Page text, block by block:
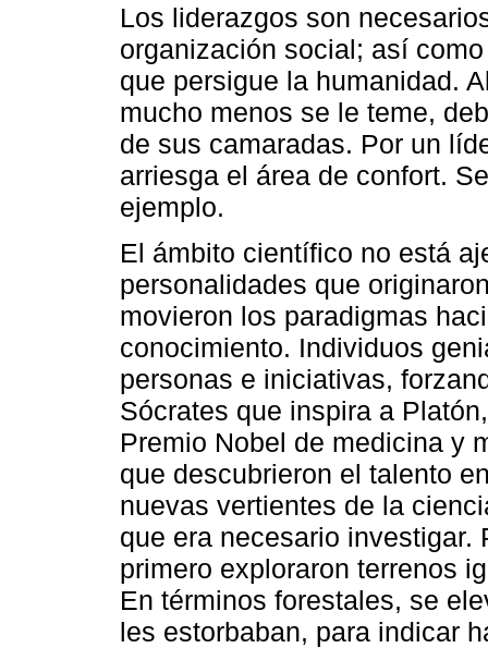
Los liderazgos son
organización social; así
que persigue la humanidad.
mucho menos se le teme,
de sus camaradas. Por un
arriesga el área de confort.
ejemplo.
El ámbito científico no está
personalidades que
movieron los paradigmas
conocimiento. Individuos
personas e iniciativas,
Sócrates que inspira a
Premio Nobel de medicina y
que descubrieron el talento
nuevas vertientes de la
que era necesario
primero exploraron terrenos
En términos forestales, se
les estorbaban, para indicar